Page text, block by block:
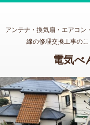
アンテナ・換気扇・エアコン
線の修理交換工事の
電気べ